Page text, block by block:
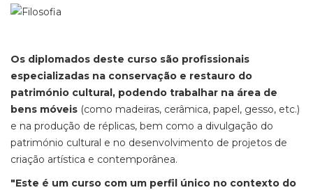
Os diplomados deste curso são profissionais
especializadas na conservação e restauro do
património cultural, podendo trabalhar na área de
bens móveis (como madeiras, cerâmica, papel, gesso, etc.)
e na produção de réplicas, bem como a divulgação do
património cultural e no desenvolvimento de projetos de
criação artística e contemporânea.
"Este é um curso com um perfil único no contexto do